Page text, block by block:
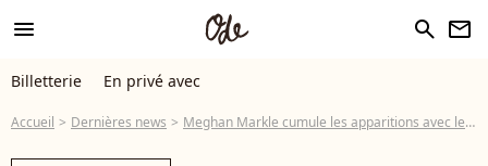
menu search newsletter
Billetterie En privé avec
Accueil Dernières news Meghan Markle cumule les apparitions avec le prince Harry : nouvelle photo du couple avec une pointure américaine